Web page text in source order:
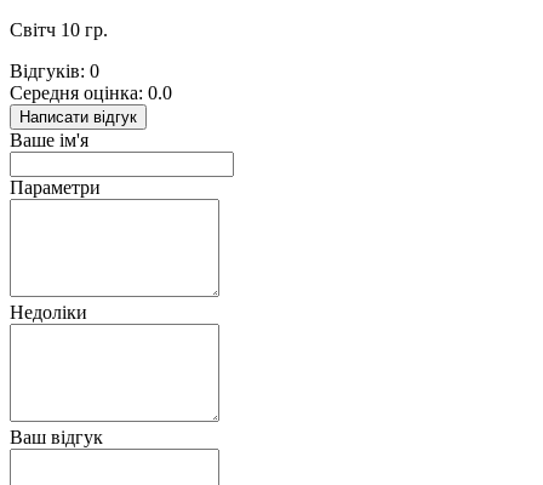
Світч 10 гр.
Відгуків: 0
Середня оцінка: 0.0
Написати відгук
Ваше ім'я
Параметри
Недоліки
Ваш відгук